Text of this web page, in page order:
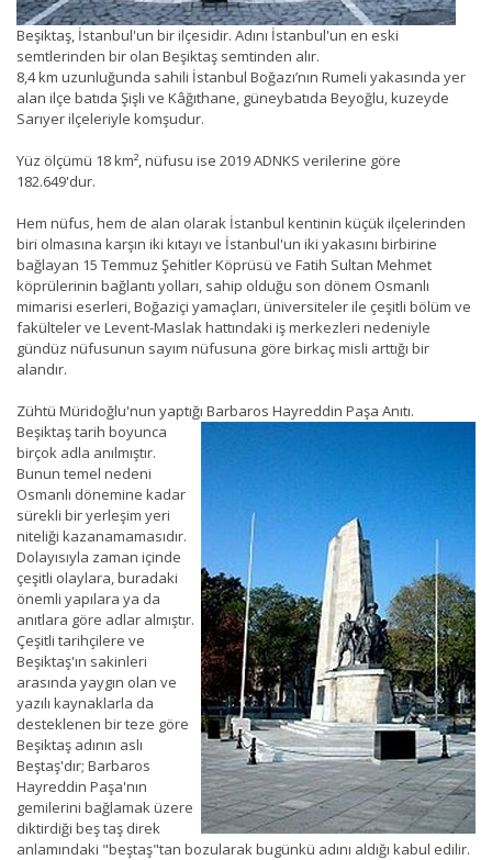
Beşiktaş, İstanbul'un bir ilçesidir. Adını İstanbul'un en eski
semtlerinden bir olan Beşiktaş semtinden alır.
8,4 km uzunluğunda sahili İstanbul Boğazı’nın Rumeli yakasında yer
alan ilçe batıda Şişli ve Kâğıthane, güneybatıda Beyoğlu, kuzeyde
Sarıyer ilçeleriyle komşudur.
Yüz ölçümü 18 km², nüfusu ise 2019 ADNKS verilerine göre
182.649'dur.
Hem nüfus, hem de alan olarak İstanbul kentinin küçük ilçelerinden
biri olmasına karşın iki kıtayı ve İstanbul'un iki yakasını birbirine
bağlayan 15 Temmuz Şehitler Köprüsü ve Fatih Sultan Mehmet
köprülerinin bağlantı yolları, sahip olduğu son dönem Osmanlı
mimarisi eserleri, Boğaziçi yamaçları, üniversiteler ile çeşitli bölüm ve
fakülteler ve Levent-Maslak hattındaki iş merkezleri nedeniyle
gündüz nüfusunun sayım nüfusuna göre birkaç misli arttığı bir
alandır.
Zühtü Müridoğlu'nun yaptığı Barbaros Hayreddin Paşa Anıtı.
Beşiktaş tarih boyunca
birçok adla anılmıştır.
Bunun temel nedeni
Osmanlı dönemine kadar
sürekli bir yerleşim yeri
niteliği kazanamamasıdır.
Dolayısıyla zaman içinde
çeşitli olaylara, buradaki
önemli yapılara ya da
anıtlara göre adlar almıştır.
Çeşitli tarihçilere ve
Beşiktaş'ın sakinleri
arasında yaygın olan ve
yazılı kaynaklarla da
desteklenen bir teze göre
Beşiktaş adının aslı
Beştaş'dır; Barbaros
Hayreddin Paşa'nın
gemilerini bağlamak üzere
diktirdiği beş taş direk
anlamındaki "beştaş"tan bozularak bugünkü adını aldığı kabul edilir.